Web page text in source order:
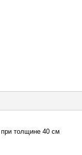
толщине 40 см